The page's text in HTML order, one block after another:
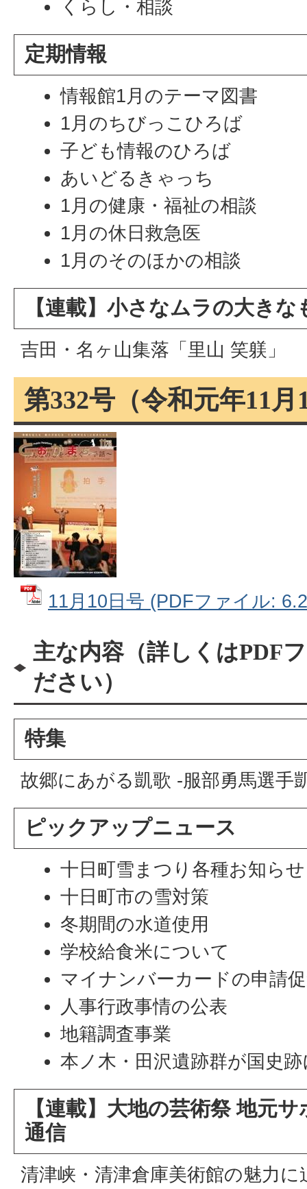
くらし・相談
定期情報
情報館1月のテーマ図書
1月のちびっこひろば
子ども情報のひろば
あいどるきゃっち
1月の健康・福祉の相談
1月の休日救急医
1月のそのほかの相談
【連載】小さなムラの大き
吉田・名ヶ山集落「里山 笑躾」
第332号（令和元年11月
11月10日号 (PDFファイル:
主な内容（詳しくはPDF
ださい）
特集
故郷にあがる凱歌 -服部勇馬選手
ピックアップニュース
十日町雪まつり各種お知らせ
十日町市の雪対策
冬期間の水道使用
学校給食米について
マイナンバーカードの申請
人事行政事情の公表
地籍調査事業
本ノ木・田沢遺跡群が国史
【連載】大地の芸術祭 地元
通信
清津峡・清津倉庫美術館の魅力に